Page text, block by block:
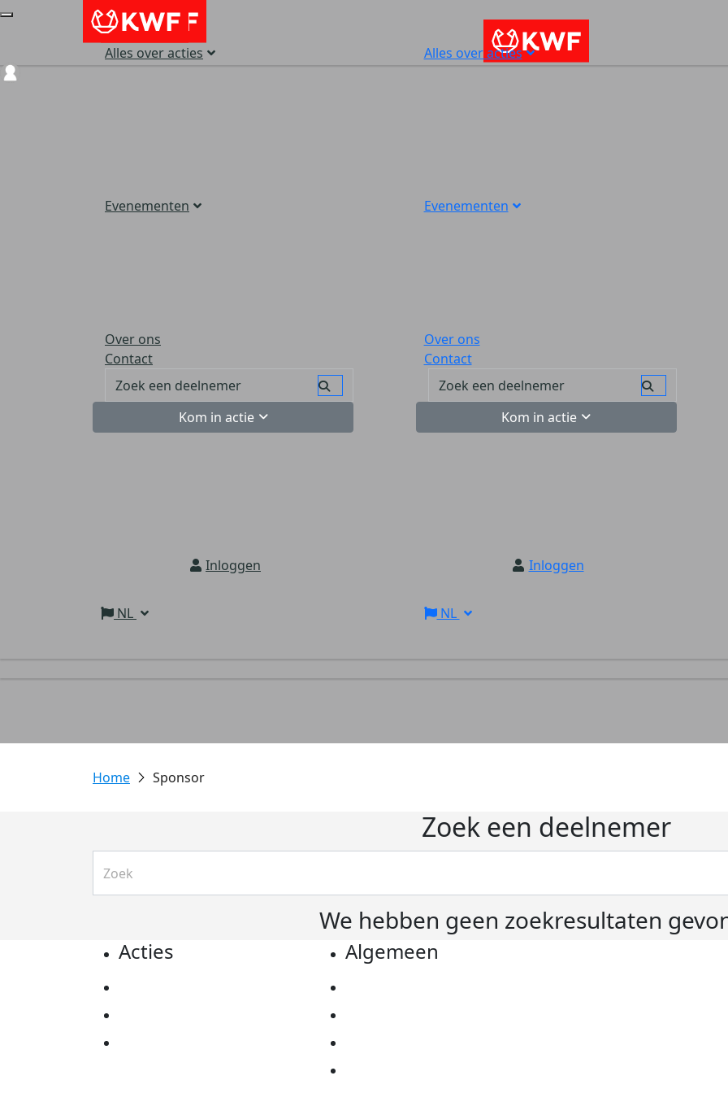
Alles over acties
Evenementen
Over ons
Contact
Kom in actie
Inloggen
NL
Alles over acties
Evenementen
Over ons
Contact
Kom in actie
Inloggen
NL
Sponsor
Zoek een deelnemer
We hebben geen zoekresultaten
Acties Algemeen